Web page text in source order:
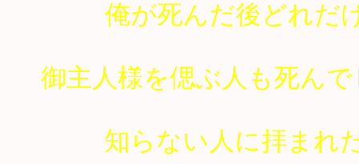
俺が死んだ後どれだ
御主人様を偲ぶ人も死ん
知らない人に拝まれ